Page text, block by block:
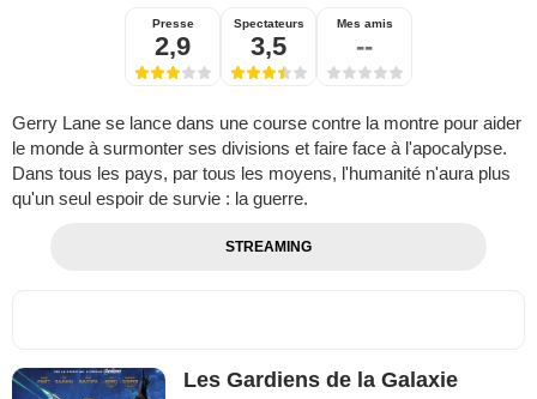
Presse
2,9
Spectateurs
3,5
Mes amis
--
Gerry Lane se lance dans une course contre la montre pour aider
le monde à surmonter ses divisions et faire face à l'apocalypse.
Dans tous les pays, par tous les moyens, l'humanité n'aura plus
qu'un seul espoir de survie : la guerre.
STREAMING
Les Gardiens de la Galaxie